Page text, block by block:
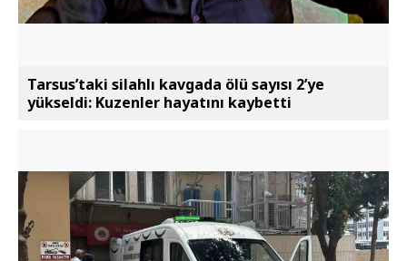
Tarsus’taki silahlı kavgada ölü sayısı 2’ye
yükseldi: Kuzenler hayatını kaybetti